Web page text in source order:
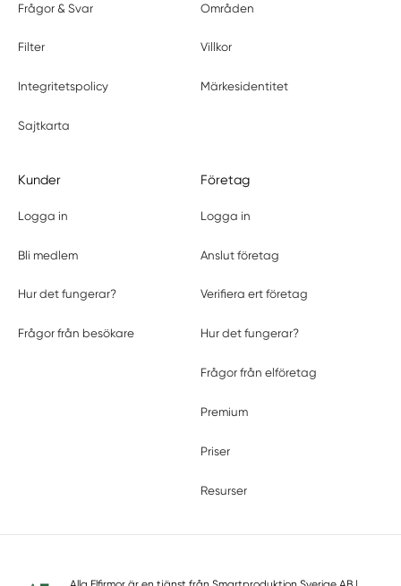
Frågor & Svar Områden
Filter Villkor
Integritetspolicy Märkesidentitet
Sajtkarta
Kunder
Logga in
Bli medlem
Hur det fungerar?
Frågor från besökare
Företag
Logga in
Anslut företag
Verifiera ert företag
Hur det fungerar?
Frågor från elföretag
Premium
Priser
Resurser